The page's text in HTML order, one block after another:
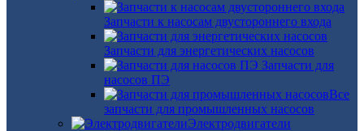
Запчасти к насосам двустороннего входа
Запчасти для энергетических насосов
Запчасти для
насосов ПЭ
Все
запчасти для промышленных насосов
Электродвигатели